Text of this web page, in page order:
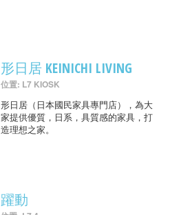
形日居 KEINICHI LIVING
位置: L7 KIOSK
形日居（日本國民家具專門店），為大
家提供優質，日系，具質感的家具，打
造理想之家。
躍動